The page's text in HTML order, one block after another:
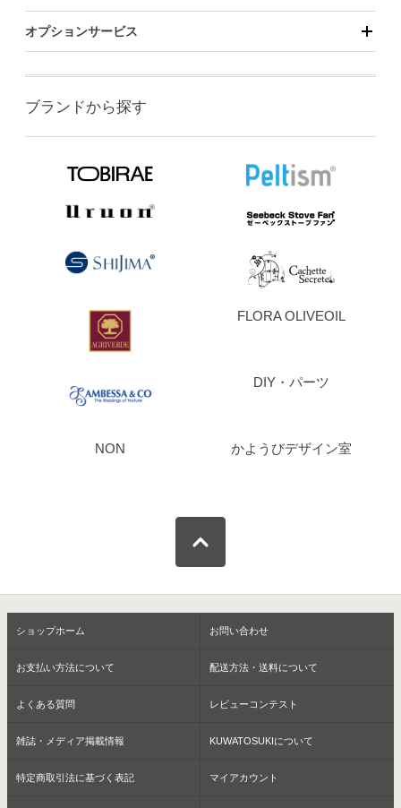
オプションサービス
ブランドから探す
FLORA OLIVEOIL
DIY・パーツ
NON かようびデザイン室
ショップホーム お問い合わせ
お支払い方法について 配送方法・送料について
よくある質問 レビューコンテスト
雑誌・メディア掲載情報 KUWATOSUKIについて
特定商取引法に基づく表記 マイアカウント